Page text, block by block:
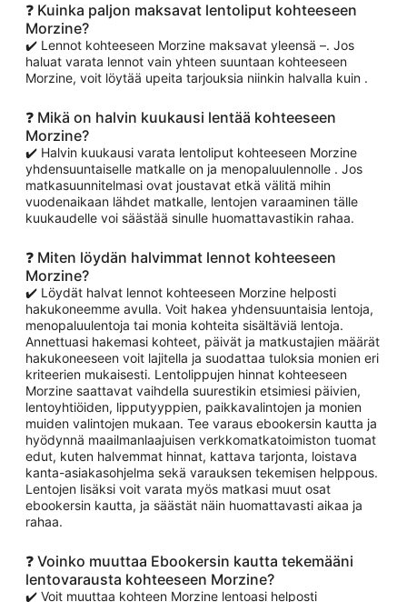
❓ Kuinka paljon maksavat lentoliput kohteeseen
Morzine?
✔️ Lennot kohteeseen Morzine maksavat yleensä –. Jos
haluat varata lennot vain yhteen suuntaan kohteeseen
Morzine, voit löytää upeita tarjouksia niinkin halvalla kuin .
❓ Mikä on halvin kuukausi lentää kohteeseen
Morzine?
✔️ Halvin kuukausi varata lentoliput kohteeseen Morzine
yhdensuuntaiselle matkalle on ja menopaluulennolle . Jos
matkasuunnitelmasi ovat joustavat etkä välitä mihin
vuodenaikaan lähdet matkalle, lentojen varaaminen tälle
kuukaudelle voi säästää sinulle huomattavastikin rahaa.
❓ Miten löydän halvimmat lennot kohteeseen
Morzine?
✔️ Löydät halvat lennot kohteeseen Morzine helposti
hakukoneemme avulla. Voit hakea yhdensuuntaisia lentoja,
menopaluulentoja tai monia kohteita sisältäviä lentoja.
Annettuasi hakemasi kohteet, päivät ja matkustajien määrät
hakukoneeseen voit lajitella ja suodattaa tuloksia monien eri
kriteerien mukaisesti. Lentolippujen hinnat kohteeseen
Morzine saattavat vaihdella suurestikin etsimiesi päivien,
lentoyhtiöiden, lipputyyppien, paikkavalintojen ja monien
muiden valintojen mukaan. Tee varaus ebookersin kautta ja
hyödynnä maailmanlaajuisen verkkomatkatoimiston tuomat
edut, kuten halvemmat hinnat, kattava tarjonta, loistava
kanta-asiakasohjelma sekä varauksen tekemisen helppous.
Lentojen lisäksi voit varata myös matkasi muut osat
ebookersin kautta, ja säästät näin huomattavasti aikaa ja
rahaa.
❓ Voinko muuttaa Ebookersin kautta tekemääni
lentovarausta kohteeseen Morzine?
✔️ Voit muuttaa kohteen Morzine lentoasi helposti